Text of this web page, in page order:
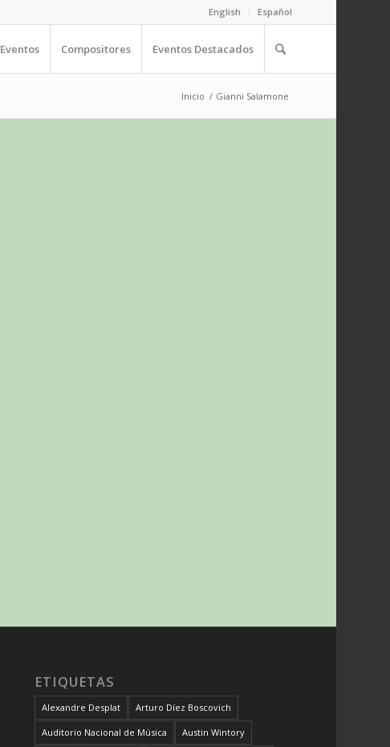
English Español
Eventos Compositores Eventos Destacados
Inicio / Gianni Salamone
ETIQUETAS
Alexandre Desplat Arturo Díez Boscovich
Auditorio Nacional de Música Austin Wintory